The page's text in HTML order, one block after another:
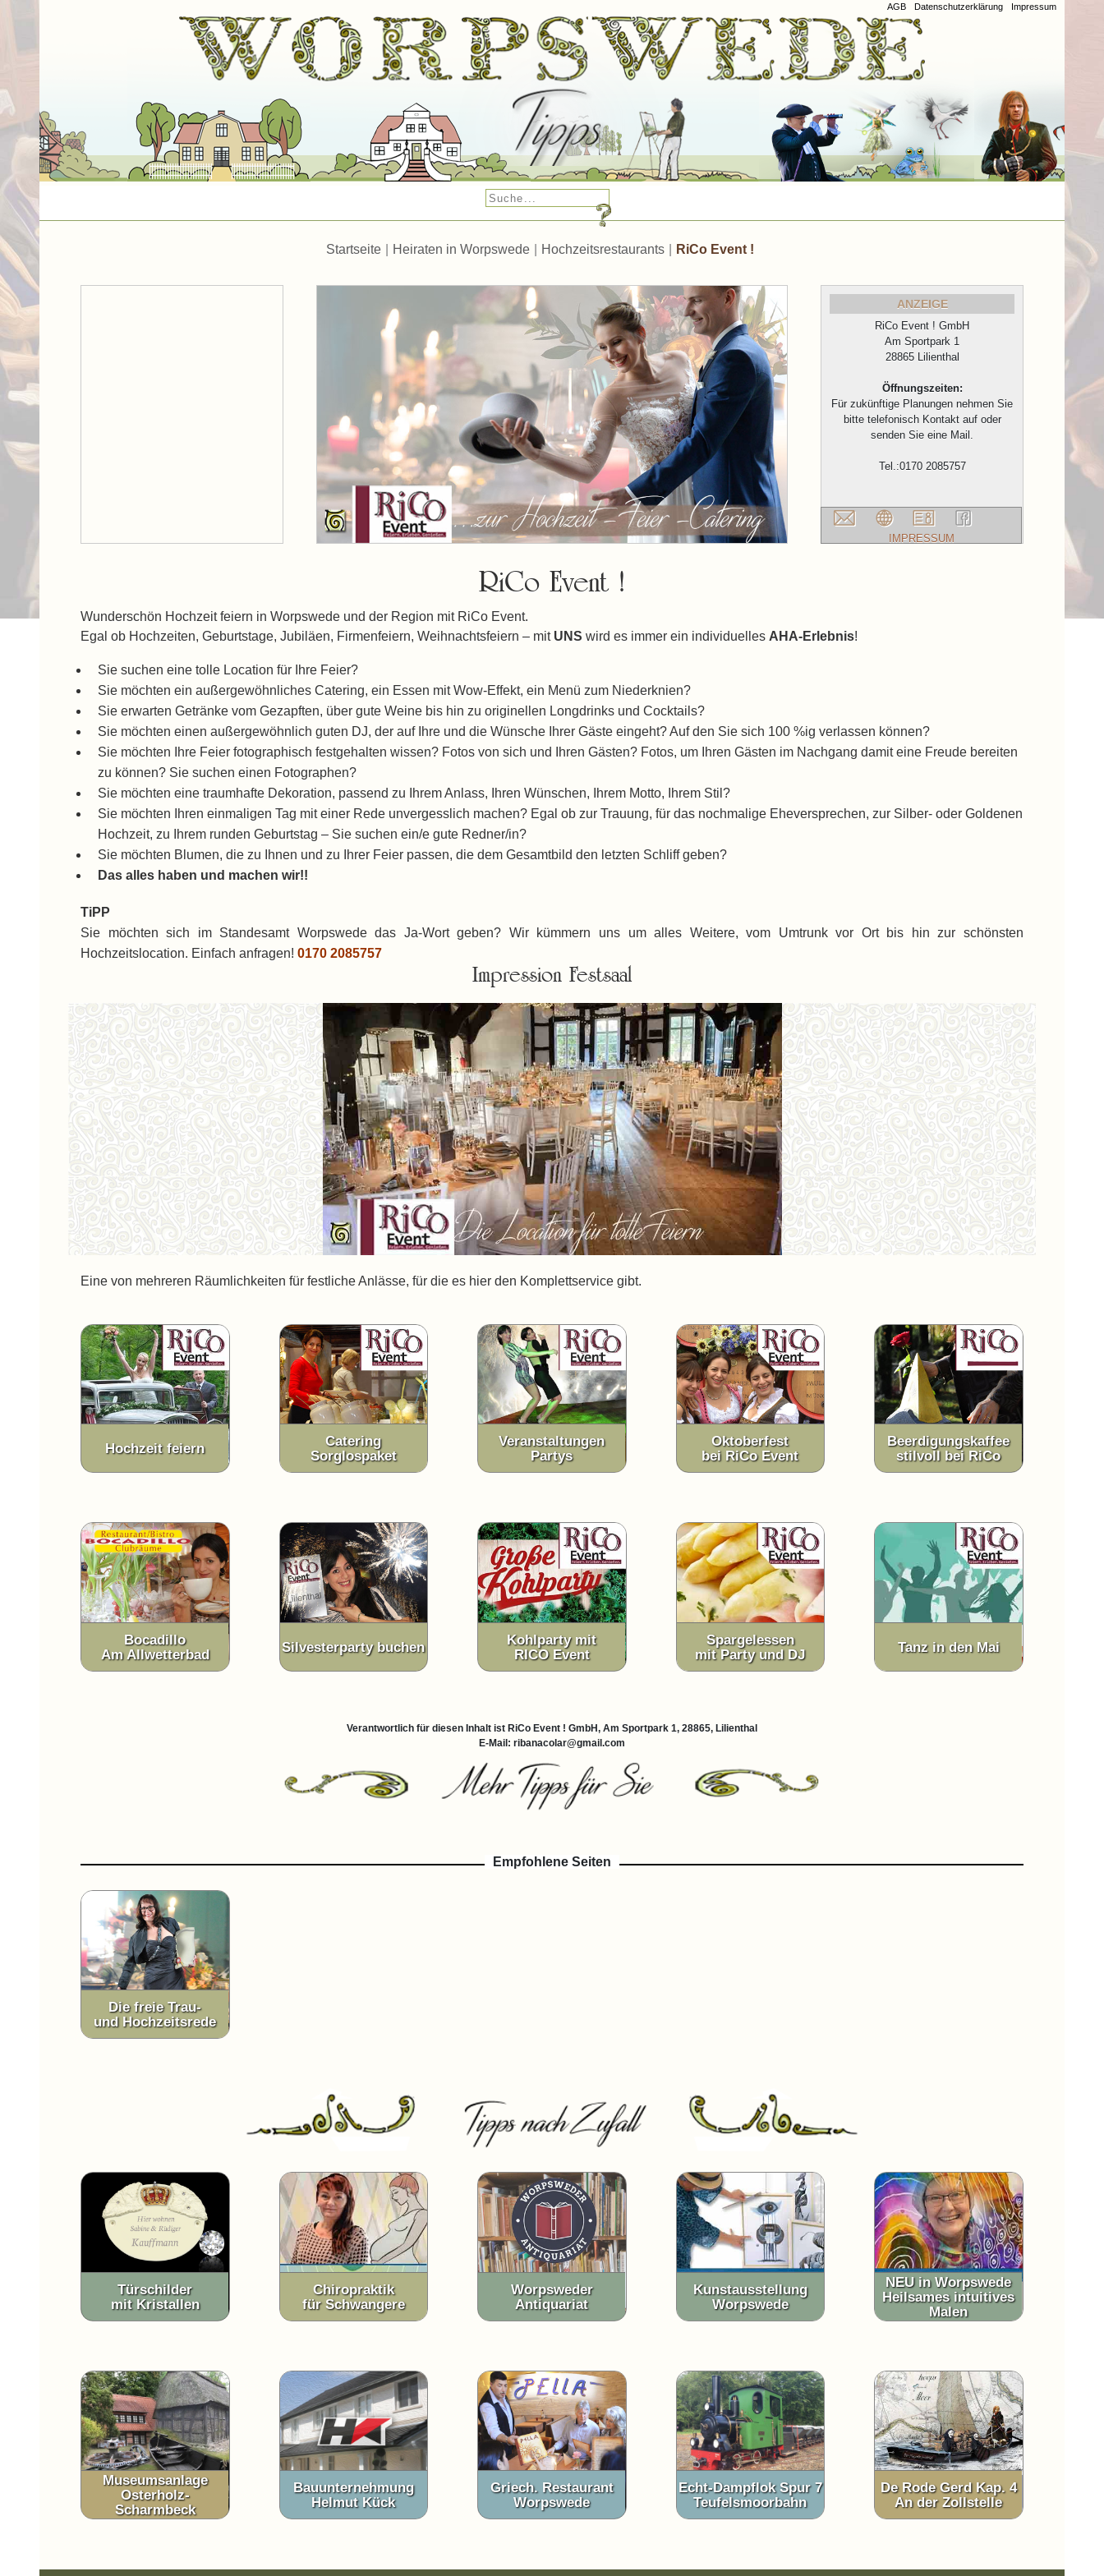
Impressum
Datenschutzerklärung
AGB
Startseite Heiraten in Worpswede Hochzeitsrestaurants RiCo Event !
ANZEIGE
RiCo Event ! GmbH
Am Sportpark 1
28865 Lilienthal
Öffnungszeiten:
Für zukünftige Planungen nehmen Sie
bitte telefonisch Kontakt auf oder
senden Sie eine Mail.
Tel.:0170 2085757
IMPRESSUM
RiCo Event !
Wunderschön Hochzeit feiern in Worpswede und der Region mit RiCo Event.
Egal ob Hochzeiten, Geburtstage, Jubiläen, Firmenfeiern, Weihnachtsfeiern – mit UNS wird es immer ein individuelles AHA-Erlebnis!
Sie suchen eine tolle Location für Ihre Feier?
Sie möchten ein außergewöhnliches Catering, ein Essen mit Wow-Effekt, ein Menü zum Niederknien?
Sie erwarten Getränke vom Gezapften, über gute Weine bis hin zu originellen Longdrinks und Cocktails?
Sie möchten einen außergewöhnlich guten DJ, der auf Ihre und die Wünsche Ihrer Gäste eingeht? Auf den Sie sich 100 %ig verlassen können?
Sie möchten Ihre Feier fotographisch festgehalten wissen? Fotos von sich und Ihren Gästen? Fotos, um Ihren Gästen im Nachgang damit eine Freude bereiten
zu können? Sie suchen einen Fotographen?
Sie möchten eine traumhafte Dekoration, passend zu Ihrem Anlass, Ihren Wünschen, Ihrem Motto, Ihrem Stil?
Sie möchten Ihren einmaligen Tag mit einer Rede unvergesslich machen? Egal ob zur Trauung, für das nochmalige Eheversprechen, zur Silber- oder Goldenen
Hochzeit, zu Ihrem runden Geburtstag – Sie suchen ein/e gute Redner/in?
Sie möchten Blumen, die zu Ihnen und zu Ihrer Feier passen, die dem Gesamtbild den letzten Schliff geben?
Das alles haben und machen wir!!
TiPP
Sie möchten sich im Standesamt Worpswede das Ja-Wort geben? Wir kümmern uns um alles Weitere, vom Umtrunk vor Ort bis hin zur schönsten
Hochzeitslocation. Einfach anfragen! 0170 2085757
Impression Festsaal
Eine von mehreren Räumlichkeiten für festliche Anlässe, für die es hier den Komplettservice gibt.
Hochzeit feiern
Catering
Sorglospaket
Veranstaltungen
Partys
Oktoberfest
bei RiCo Event
Beerdigungskaffee
stilvoll bei RiCo
Bocadillo
Am Allwetterbad
Silvesterparty buchen
Kohlparty mit
RICO Event
Spargelessen
mit Party und DJ
Tanz in den Mai
Verantwortlich für diesen Inhalt ist RiCo Event ! GmbH, Am Sportpark 1, 28865, Lilienthal
E-Mail: ribanacolar@gmail.com
Empfohlene Seiten
Die freie Trau-
und Hochzeitsrede
Türschilder
mit Kristallen
Chiropraktik
für Schwangere
Worpsweder
Antiquariat
Kunstausstellung
Worpswede
NEU in Worpswede
Heilsames intuitives
Malen
Museumsanlage
Osterholz-
Scharmbeck
Bauunternehmung
Helmut Kück
Griech. Restaurant
Worpswede
Echt-Dampflok Spur 7
Teufelsmoorbahn
De Rode Gerd Kap. 4
An der Zollstelle